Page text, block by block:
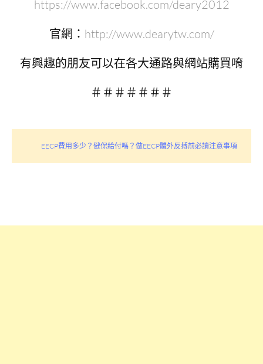
https://www.facebook.com/deary2012
官網： http://www.dearytw.com/
有興趣的朋友可以在各大通路與網站購買唷
＃＃＃＃＃＃＃
EECP費用多少？健保給付嗎？做EECP體外反搏前必讀注意事項